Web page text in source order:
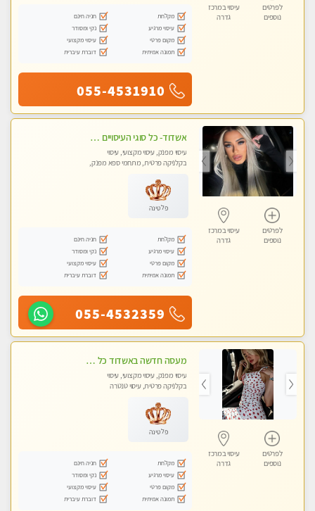
לפרטים
נוספים
עיסוי במרכז
גדרה
מקלחת
חניה חינם
עיסוי מרגיע
נקי ומסודר
מקום פרטי
עיסוי מקצועי
תמונה אמיתית
דוברת עיברית
055-4531910
לפרטים
נוספים
עיסוי במרכז
גדרה
אשדוד- כל סוגי העיסויים מעסה מקצועית ואיכותית פרטי!!!
עיסוי מפנק, עיסוי מקצועי, עיסוי
בקלניקה פרטית, מתחמי ספא מפנק,
פלטינה
מקלחת
חניה חינם
עיסוי מרגיע
נקי ומסודר
מקום פרטי
עיסוי מקצועי
תמונה אמיתית
דוברת עיברית
055-4532359
לפרטים
נוספים
עיסוי במרכז
גדרה
מעסה חדשה באשדוד כל סוגי העיסויים מעסה מקצועית ואיכותית פרטי!!!מומלץ לחלוטין!! Private! Highly recommended
עיסוי מפנק, עיסוי מקצועי, עיסוי
בקלניקה פרטית, עיסוי טנטרה
פלטינה
מקלחת
חניה חינם
עיסוי מרגיע
נקי ומסודר
מקום פרטי
עיסוי מקצועי
תמונה אמיתית
דוברת עיברית